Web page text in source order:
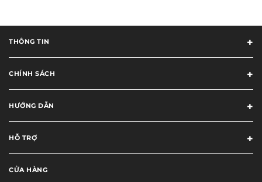
THÔNG TIN
CHÍNH SÁCH
HƯỚNG DẪN
HỖ TRỢ
CỬA HÀNG